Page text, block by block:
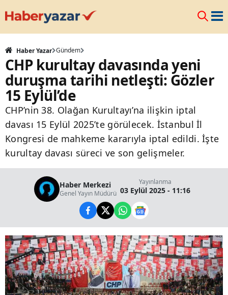
Haber Yazar Gündem
CHP kurultay davasında yeni
duruşma tarihi netleşti: Gözler
15 Eylül’de
CHP’nin 38. Olağan Kurultayı’na ilişkin iptal
davası 15 Eylül 2025’te görülecek. İstanbul İl
Kongresi de mahkeme kararıyla iptal edildi. İşte
kurultay davası süreci ve son gelişmeler.
Haber Merkezi
Genel Yayın Müdürü
Yayınlanma
03 Eylül 2025 - 11:16